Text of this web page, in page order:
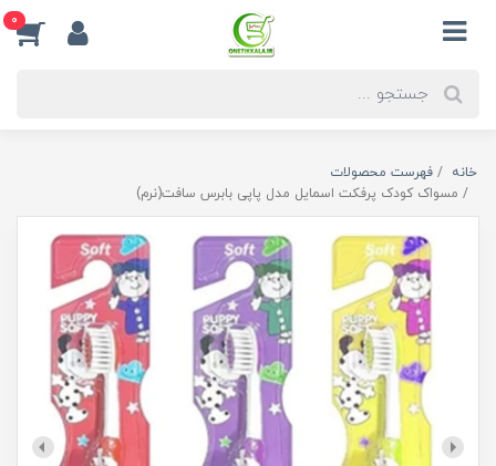
0
خانه
فهرست محصولات
مسواک کودک پرفکت اسمایل مدل پاپی بابرس سافت(نرم)